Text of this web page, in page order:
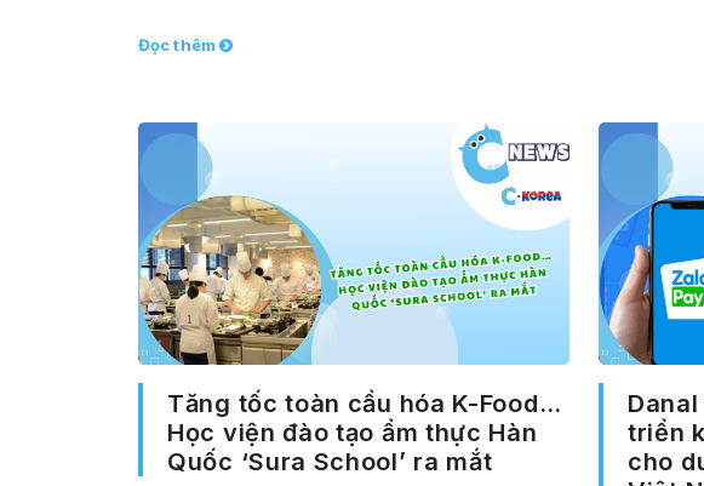
Đọc thêm
Tăng tốc toàn cầu hóa K-Food…
Học viện đào tạo ẩm thực Hàn
Quốc ‘Sura School’ ra mắt
triển
cho